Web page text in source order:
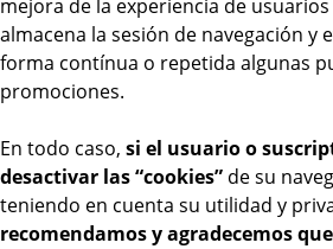
mejora de la experiencia de
almacena la sesión de navegación y
forma contínua o repetida algunas
promociones.
En todo caso, si el usuario o
desactivar las “cookies” de su
teniendo en cuenta su utilidad y
recomendamos yagradecemos